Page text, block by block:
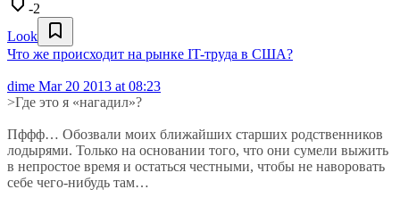
-2
Look
Что же происходит на рынке IT-труда в США?
dime Mar 20 2013 at 08:23
>Где это я «нагадил»?
Пффф… Обозвали моих ближайших старших родственников
лодырями. Только на основании того, что они сумели выжить
в непростое время и остаться честными, чтобы не наворовать
себе чего-нибудь там…